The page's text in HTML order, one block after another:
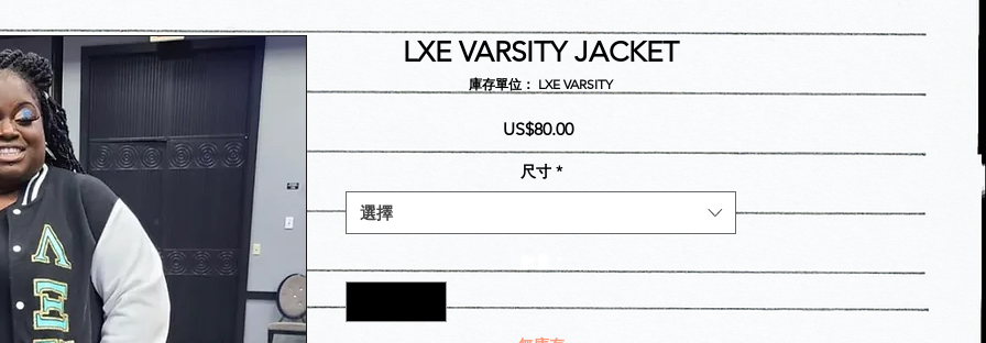
LXE VARSITY JACKET
庫存單位： LXE VARSITY
US$80.00價
格
尺寸 *
選擇